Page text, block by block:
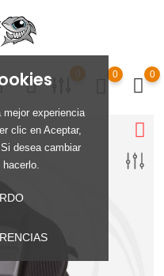
experiencia
clic en Aceptar,
desea cambiar
0
0